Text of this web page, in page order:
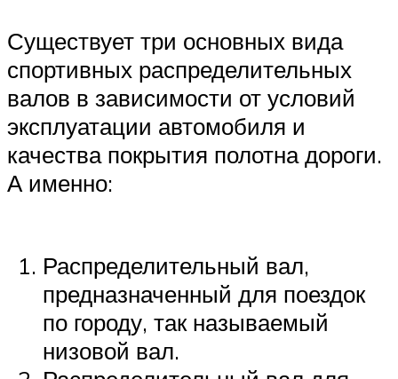
Существует три основных вида
спортивных распределительных
валов в зависимости от условий
эксплуатации автомобиля и
качества покрытия полотна дороги.
А именно:
Распределительный вал,
предназначенный для поездок
по городу, так называемый
низовой вал.